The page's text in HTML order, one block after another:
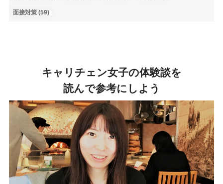
面接対策(59)
キャリチェン女子の体験談を
読んで参考にしよう